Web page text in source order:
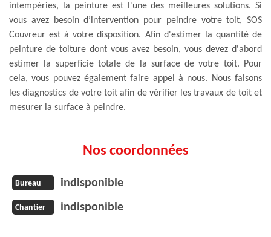
intempéries, la peinture est l'une des meilleures solutions. Si
vous avez besoin d’intervention pour peindre votre toit, SOS
Couvreur est à votre disposition. Afin d'estimer la quantité de
peinture de toiture dont vous avez besoin, vous devez d'abord
estimer la superficie totale de la surface de votre toit. Pour
cela, vous pouvez également faire appel à nous. Nous faisons
les diagnostics de votre toit afin de vérifier les travaux de toit et
mesurer la surface à peindre.
Nos coordonnées
Bureau indisponible
Chantier indisponible